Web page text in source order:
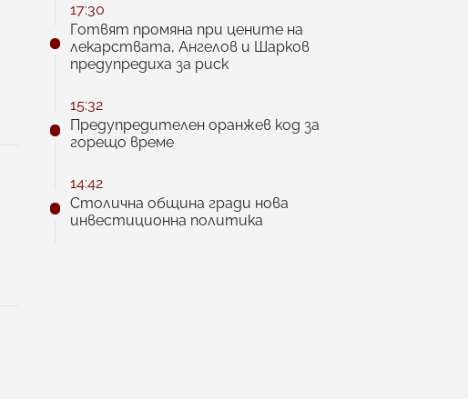
17:30
Готвят промяна при цените на
лекарствата, Ангелов и Шарков
предупредиха за риск
15:32
Предупредителен оранжев код за
горещо време
14:42
Столична община гради нова
инвестиционна политика